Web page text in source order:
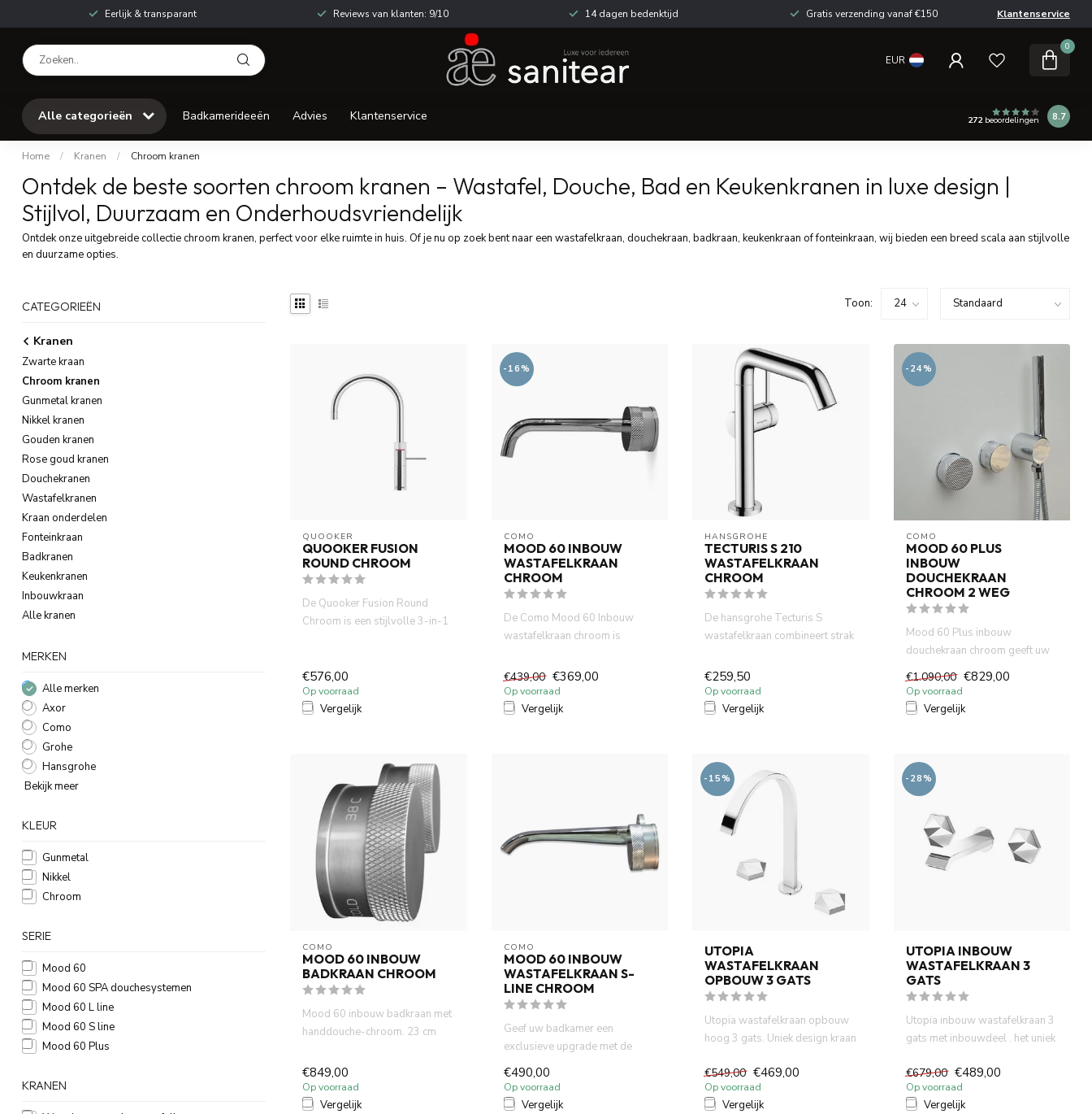
Eerlijk & transparant Reviews van klanten: 9/10 14 dagen bedenktijd Gratis verzending vanaf €150 Klantenservice
EUR
0
Alle categorieën Badkamerideeën Advies Klantenservice 272beoordelingen 8.7
Home / Kranen / Chroom kranen
Ontdek de beste soorten chroom kranen – Wastafel, Douche, Bad en Keukenkranen in luxe design |
Stijlvol, Duurzaam en Onderhoudsvriendelijk
Ontdek onze uitgebreide collectie chroom kranen, perfect voor elke ruimte in huis. Of je nu op zoek bent naar een wastafelkraan, douchekraan, badkraan, keukenkraan of fonteinkraan, wij bieden een breed scala aan stijlvolle
en duurzame opties.
CATEGORIEËN
Kranen
Zwarte kraan
Chroom kranen
Gunmetal kranen
Nikkel kranen
Gouden kranen
Rose goud kranen
Douchekranen
Wastafelkranen
Kraan onderdelen
Fonteinkraan
Badkranen
Keukenkranen
Inbouwkraan
Alle kranen
MERKEN
Alle merken
Axor
Como
Grohe
Hansgrohe
Bekijk meer
KLEUR
Gunmetal
Nikkel
Chroom
SERIE
Mood 60
Mood 60 SPA douchesystemen
Mood 60 L line
Mood 60 S line
Mood 60 Plus
KRANEN
Toon:
QUOOKER
QUOOKER FUSION
ROUND CHROOM
De Quooker Fusion Round
Chroom is een stijlvolle 3-in-1
€576,00
Op voorraad
Vergelijk
-16%
COMO
MOOD 60 INBOUW
WASTAFELKRAAN
CHROOM
De Como Mood 60 Inbouw
wastafelkraan chroom is
messing....
€439,00 €369,00
Op voorraad
Vergelijk
HANSGROHE
TECTURIS S 210
WASTAFELKRAAN
CHROOM
De hansgrohe Tecturis S
wastafelkraan combineert strak
€259,50
Op voorraad
Vergelijk
-24%
COMO
MOOD 60 PLUS
INBOUW
DOUCHEKRAAN
CHROOM 2 WEG
Mood 60 Plus inbouw
douchekraan chroom geeft uw
badkamer tijdloze uitstraling . ...
€1.090,00 €829,00
Op voorraad
Vergelijk
COMO
MOOD 60 INBOUW
BADKRAAN CHROOM
Mood 60 inbouw badkraan met
handdouche-chroom. 23 cm
€849,00
Op voorraad
Vergelijk
COMO
MOOD 60 INBOUW
WASTAFELKRAAN S-
LINE CHROOM
Geef uw badkamer een
exclusieve upgrade met de
uniek...
€490,00
Op voorraad
Vergelijk
-15%
UTOPIA
WASTAFELKRAAN
OPBOUW 3 GATS
Utopia wastafelkraan opbouw
hoog 3 gats. Uniek design kraan
€549,00 €469,00
Op voorraad
Vergelijk
-28%
UTOPIA INBOUW
WASTAFELKRAAN 3
GATS
Utopia inbouw wastafelkraan 3
gats met inbouwdeel . het uniek
€679,00 €489,00
Op voorraad
Vergelijk